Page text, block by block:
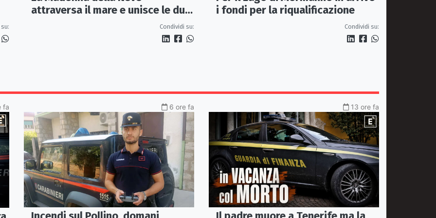
attraversa il mare e unisce le due
Condividi su:
i fondi per la riqualificazione
Condividi su:
fa 6 ore fa 13 ore fa